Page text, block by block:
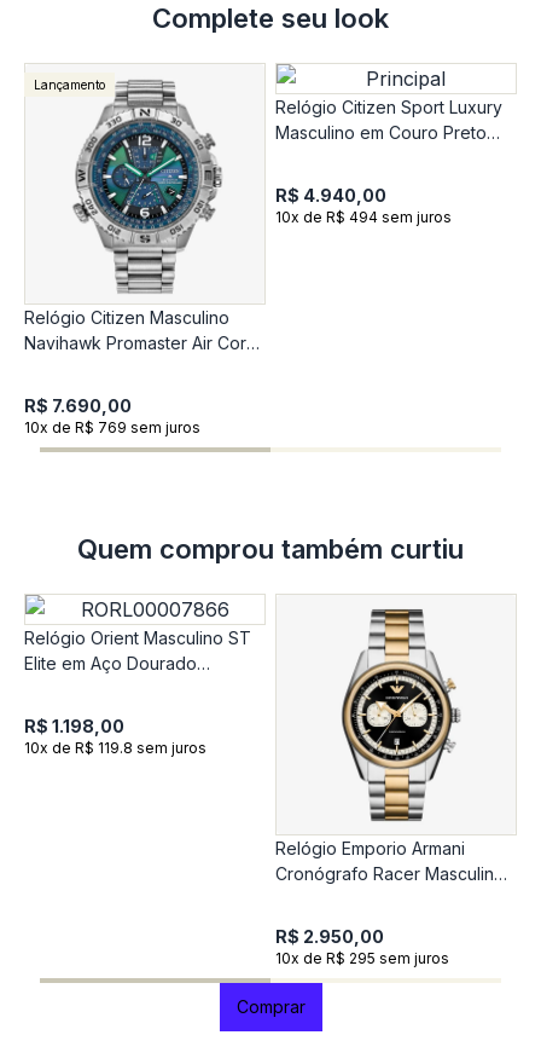
Complete seu look
Lançamento
Relógio Citizen Masculino
Navihawk Promaster Air Cor
AT8220-55WN
R$ 7.690,00
10x de R$ 769 sem juros
Relógio Citizen Sport Luxury
Masculino em Couro Preto
R$ 4.940,00
10x de R$ 494 sem juros
Quem comprou também curtiu
Relógio Orient Masculino ST
Elite em Aço Dourado
R$ 1.198,00
10x de R$ 119.8 sem juros
Relógio Emporio Armani
Cronógrafo Racer Masculino
R$ 2.950,00
10x de R$ 295 sem juros
Comprar